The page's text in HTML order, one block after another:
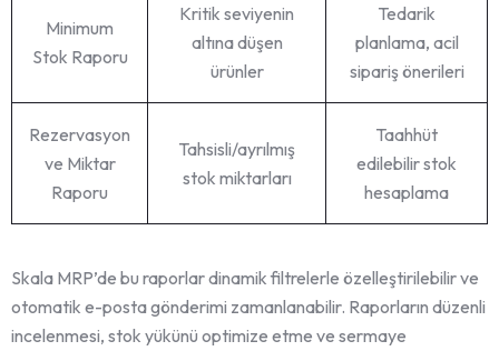
Minimum
Stok Raporu
Kritik seviyenin
altına düşen
ürünler
Tedarik
planlama, acil
sipariş önerileri
Rezervasyon
ve Miktar
Raporu
Tahsisli/ayrılmış
stok miktarları
Taahhüt
edilebilir stok
hesaplama
Skala MRP’de bu raporlar dinamik filtrelerle özelleştirilebilir ve
otomatik e-posta gönderimi zamanlanabilir. Raporların düzenli
incelenmesi, stok yükünü optimize etme ve sermaye